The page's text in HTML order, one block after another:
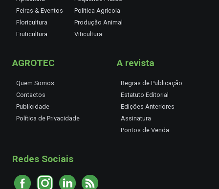
Feiras & Eventos
Floricultura
Fruticultura
Política Agrícola
Produção Animal
Viticultura
AGROTEC
Quem Somos
Contactos
Publicidade
Política de Privacidade
A revista
Regras de Publicação
Estatuto Editorial
Edições Anteriores
Assinatura
Pontos de Venda
Redes Sociais